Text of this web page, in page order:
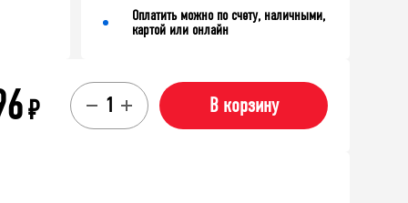
Оплатить можно по счету, наличными,
картой или онлайн
₽ В корзину